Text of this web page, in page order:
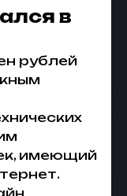
в
рублей
имеющий